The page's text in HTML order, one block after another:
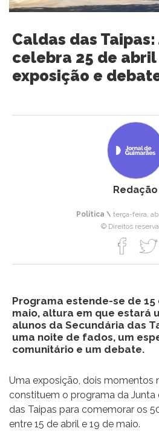
Caldas das
celebra 25 de abril
exposição e
Redação
Política \ terça-feira,
© Direitos
Programa estende-se de 15
maio, altura em que estará
alunos da Secundária das
uma noite de fados, um
comunitário e um debate.
Uma exposição, dois momentos
constituem o programa da Junta
das Taipas para comemorar os
entre 15 de abril e 19 de maio.